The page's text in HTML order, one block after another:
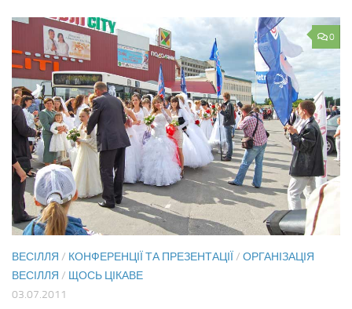
0
ВЕСІЛЛЯ / КОНФЕРЕНЦІЇ ТА ПРЕЗЕНТАЦІЇ / ОРГАНІЗАЦІЯ
ВЕСІЛЛЯ / ЩОСЬ ЦІКАВЕ
03.07.2011